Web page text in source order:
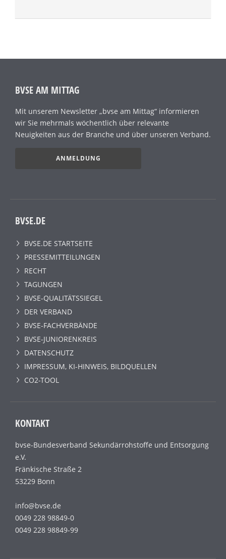
BVSE AM MITTAG
Mit unserem Newsletter „bvse am Mittag“ informieren
wir Sie mehrmals wöchentlich über relevante
Neuigkeiten aus der Branche und über unseren Verband.
ANMELDUNG
BVSE.DE
BVSE.DE STARTSEITE
PRESSEMITTEILUNGEN
RECHT
TAGUNGEN
BVSE-QUALITÄTSSIEGEL
DER VERBAND
BVSE-FACHVERBÄNDE
BVSE-JUNIORENKREIS
DATENSCHUTZ
IMPRESSUM, KI-HINWEIS, BILDQUELLEN
CO2-TOOL
KONTAKT
bvse-Bundesverband Sekundärrohstoffe und Entsorgung
e.V.
Fränkische Straße 2
53229 Bonn
info@bvse.de
0049 228 98849-0
0049 228 98849-99